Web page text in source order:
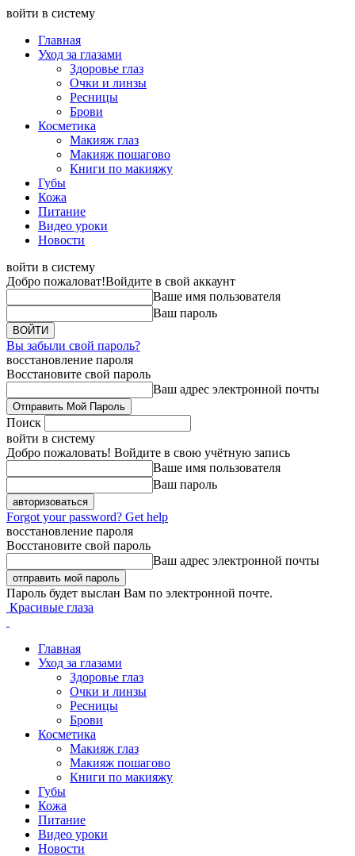
войти в систему
Главная
Уход за глазами
Здоровье глаз
Очки и линзы
Ресницы
Брови
Косметика
Макияж глаз
Макияж пошагово
Книги по макияжу
Губы
Кожа
Питание
Видео уроки
Новости
войти в систему
Добро пожаловат!Войдите в свой аккаунт
Ваше имя пользователя
Ваш пароль
Вы забыли свой пароль?
восстановление пароля
Восстановите свой пароль
Ваш адрес электронной почты
Поиск
войти в систему
Добро пожаловать! Войдите в свою учётную запись
Ваше имя пользователя
Ваш пароль
Forgot your password? Get help
восстановление пароля
Восстановите свой пароль
Ваш адрес электронной почты
Пароль будет выслан Вам по электронной почте.
Красивые глаза
Главная
Уход за глазами
Здоровье глаз
Очки и линзы
Ресницы
Брови
Косметика
Макияж глаз
Макияж пошагово
Книги по макияжу
Губы
Кожа
Питание
Видео уроки
Новости